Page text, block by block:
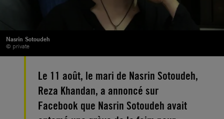
Nasrin Sotoudeh
© private
Le 11 août, le mari de Nasrin Sotoudeh,
Reza Khandan, a annoncé sur
Facebook que Nasrin Sotoudeh avait